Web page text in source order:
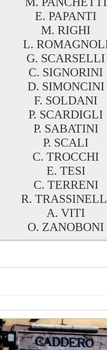
E. PAPANTI
M. RIGHI
L.
G. SCARSELLI
C. SIGNORINI
D. SIMONCINI
F. SOLDANI
P. SCARDIGLI
P. SABATINI
P. SCALI
C. TROCCHI
E. TESI
C. TERRENI
R.
A. VITI
O. ZANOBONI